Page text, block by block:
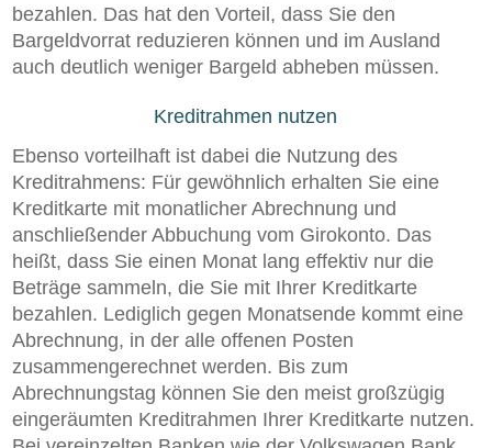
bezahlen. Das hat den Vorteil, dass Sie den
Bargeldvorrat reduzieren können und im Ausland
auch deutlich weniger Bargeld abheben müssen.
Kreditrahmen nutzen
Ebenso vorteilhaft ist dabei die Nutzung des
Kreditrahmens: Für gewöhnlich erhalten Sie eine
Kreditkarte mit monatlicher Abrechnung und
anschließender Abbuchung vom Girokonto. Das
heißt, dass Sie einen Monat lang effektiv nur die
Beträge sammeln, die Sie mit Ihrer Kreditkarte
bezahlen. Lediglich gegen Monatsende kommt eine
Abrechnung, in der alle offenen Posten
zusammengerechnet werden. Bis zum
Abrechnungstag können Sie den meist großzügig
eingeräumten Kreditrahmen Ihrer Kreditkarte nutzen.